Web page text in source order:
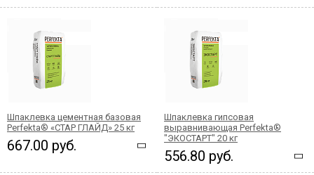
Шпаклевка цементная базовая
Perfekta® «СТАР ГЛАЙД» 25 кг
667.00 руб.
Шпаклевка гипсовая
выравнивающая Perfekta®
"ЭКОСТАРТ" 20 кг
556.80 руб.